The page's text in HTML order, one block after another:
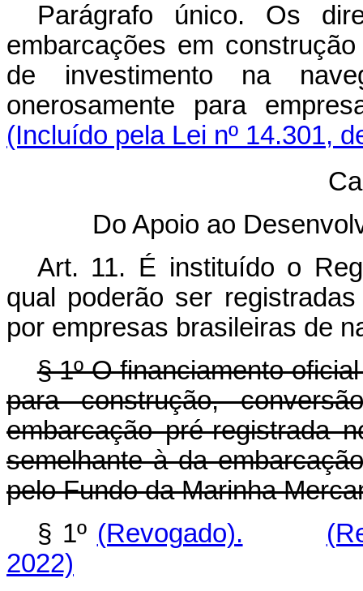
Parágrafo único. Os
embarcações em
de investimento na
onerosamente para
(Incluído pela Lei nº 14.301,
Do Apoio ao
Art. 11. É instituído o
qual poderão ser
por empresas brasileiras de
§ 1º O financiamento
para construção,
embarcação pré-registrada
semelhante à da
pelo Fundo da Marinha
§ 1º (Revogado).
2022)